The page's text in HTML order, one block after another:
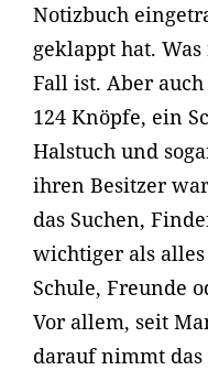
Notizbuch
geklappt hat.
Fall ist. Aber
124 Knöpfe, ein
Halstuch und
ihren Besitzer
das Suchen,
wichtiger als
Schule, Freunde
Vor allem, seit
darauf nimmt das